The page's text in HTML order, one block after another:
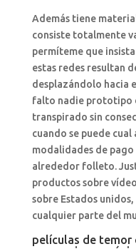
Además tiene
consiste totalmente
permíteme que
estas redes resultan
desplazándolo hacia
falto nadie prototipo
transpirado sin
cuando se puede cual
modalidades de pago
alrededor folleto.
productos sobre
sobre Estados
cualquier parte del
películas de temor